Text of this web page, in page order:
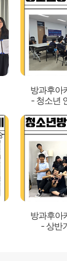
방과후아
- 청소년
방과후아
- 상반